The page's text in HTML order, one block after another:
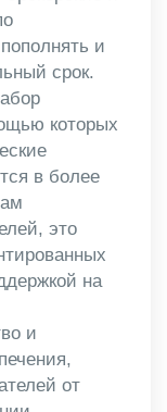
и
срок.
которых
в более
это
на
и
от